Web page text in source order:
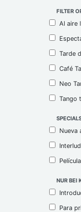
FILTER
Al aire
Tarde
Café
Neo
Tango
Nueva
Película
NUR BEI
Para